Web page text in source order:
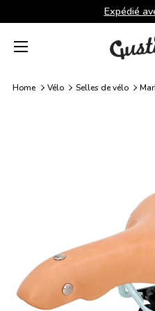
Aller au contenu
Expédié
Menu
Home Vélo Selles de vélo